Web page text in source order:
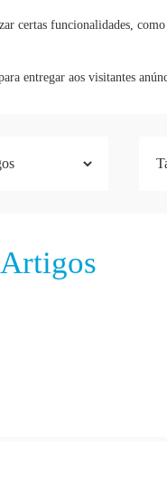
certas funcionalidades,
entregar aos visitantes